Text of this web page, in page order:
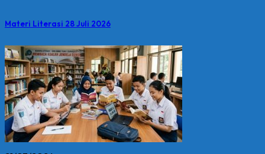
Materi Literasi 28 Juli 2026